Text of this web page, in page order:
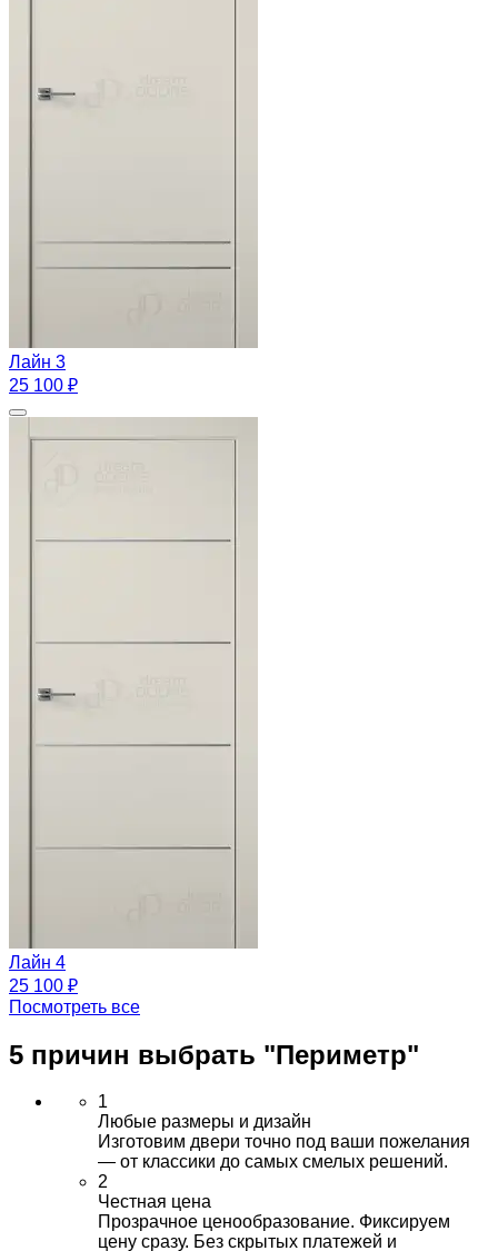
Лайн 3
25 100 ₽
Лайн 4
25 100 ₽
Посмотреть все
5 причин выбрать "Периметр"
1
Любые размеры и дизайн
Изготовим двери точно под ваши пожелания
— от классики до самых смелых решений.
2
Честная цена
Прозрачное ценообразование. Фиксируем
цену сразу. Без скрытых платежей и